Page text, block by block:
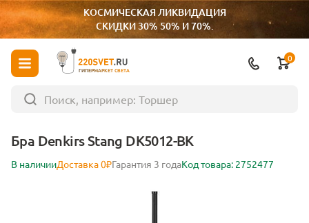
КОСМИЧЕСКАЯ ЛИКВИДАЦИЯ
СКИДКИ 30% 50% И 70%.
ГИПЕРМАРКЕТ СВЕТА
0
Бра Denkirs Stang DK5012-BK
В наличииДоставка 0₽Гарантия 3 годаКод товара: 2752477